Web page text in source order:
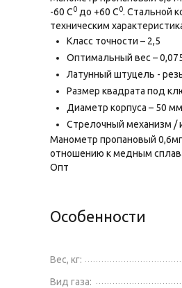
-60 С0 до +60 С0. Стальной
техническим
Класс точности – 2,5
Оптимальный вес –
Латунный штуцель -
Размер квадрата под
Диаметр корпуса – 50 мм
Стрелочный механизм /
Манометр пропановый
отношению к медным
Опт
Особенности
Вес, кг:
Вид газа: